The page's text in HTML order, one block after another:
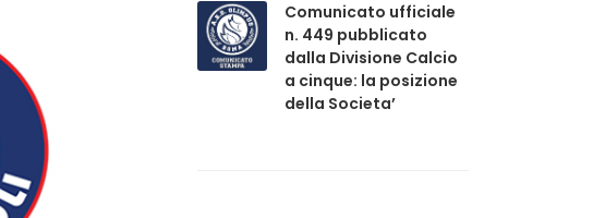
Comunicato ufficiale
n. 449 pubblicato
dalla Divisione Calcio
a cinque: la posizione
della Societa’